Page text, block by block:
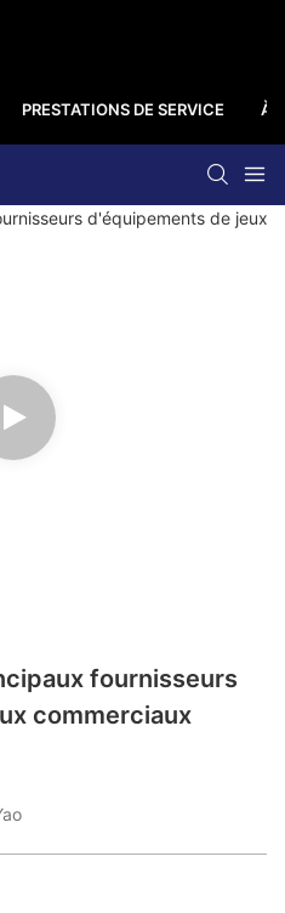
PRESTATIONS DE SERVICE À
fournisseurs
commerciaux